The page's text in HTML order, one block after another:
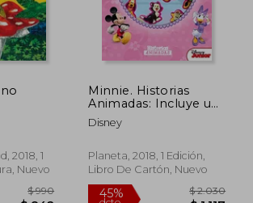
$ 2.296
$ 1.263
45%
dcto.
2018, 1
Nuevo
Minnie. Historias
Animadas: Incluye un
Libro y Figuritas con
Ventosa
Disney
Planeta, 2018, 1 Edición,
Libro De Cartón, Nuevo